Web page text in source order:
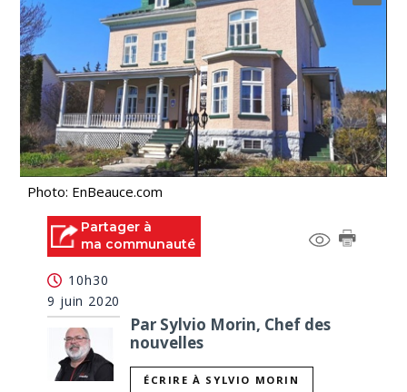
Photo: EnBeauce.com
Partager à
ma communauté
10h30
9 juin 2020
Par Sylvio Morin, Chef des
nouvelles
ÉCRIRE À SYLVIO MORIN